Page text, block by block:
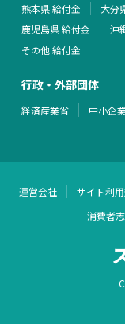
熊本県 給付金
大分
鹿児島県 給付金
沖
その他 給付金
行政・外部団体
経済産業省 中小企
運営会社 サイト利
消費者